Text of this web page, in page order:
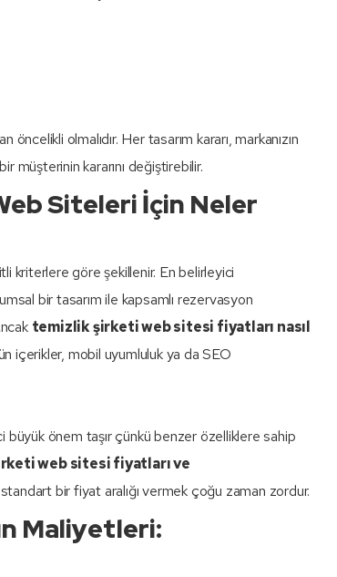
olmalıdır. Her tasarım kararı, markanızın
müşterinin kararını değiştirebilir.
Siteleri İçin Neler
kriterlere göre şekillenir. En belirleyici
bir tasarım ile kapsamlı rezervasyon
temizlik şirketi web sitesi fiyatları nasıl
içerikler, mobil uyumluluk ya da SEO
büyük önem taşır çünkü benzer özelliklere sahip
web sitesi fiyatları ve
bir fiyat aralığı vermek çoğu zaman zordur.
Maliyetleri: